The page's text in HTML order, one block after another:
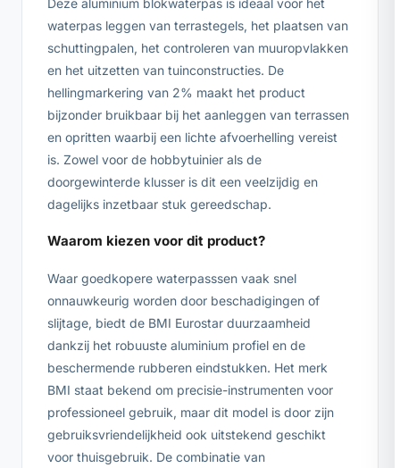
Deze aluminium blokwaterpas is ideaal voor het
waterpas leggen van terrastegels, het plaatsen van
schuttingpalen, het controleren van muuropvlakken
en het uitzetten van tuinconstructies. De
hellingmarkering van 2% maakt het product
bijzonder bruikbaar bij het aanleggen van terrassen
en opritten waarbij een lichte afvoerhelling vereist
is. Zowel voor de hobbytuinier als de
doorgewinterde klusser is dit een veelzijdig en
dagelijks inzetbaar stuk gereedschap.
Waarom kiezen voor dit product?
Waar goedkopere waterpasssen vaak snel
onnauwkeurig worden door beschadigingen of
slijtage, biedt de BMI Eurostar duurzaamheid
dankzij het robuuste aluminium profiel en de
beschermende rubberen eindstukken. Het merk
BMI staat bekend om precisie-instrumenten voor
professioneel gebruik, maar dit model is door zijn
gebruiksvriendelijkheid ook uitstekend geschikt
voor thuisgebruik. De combinatie van